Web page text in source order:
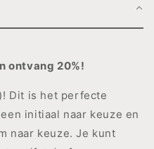
ontvang 20%!
Dit is het perfecte
initiaal naar keuze en
naar keuze. Je kunt